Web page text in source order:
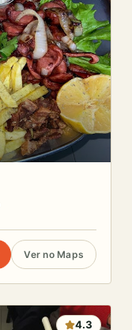
Ver no Maps
4.3